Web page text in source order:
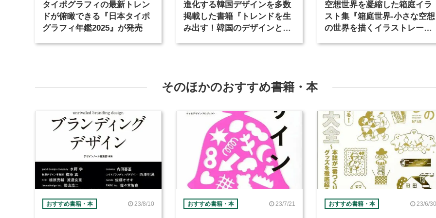
タイポグラフィの最新トレン
ドが俯瞰できる『日本タイポ
グラフィ年鑑2025』が発売
進化する韓国デザインを多数
掲載した書籍『トレンドを生
み出す！韓国のデザインと個
空想世界を凝縮した箱庭イラ
スト集『箱庭世界‐小さな空想
の世界を描くイラストレータ
そのほかのおすすめ書籍・本
おすすめ書籍・本 23/8/10 おすすめ書籍・本 23/7/21 おすすめ書籍・本 23/6/30